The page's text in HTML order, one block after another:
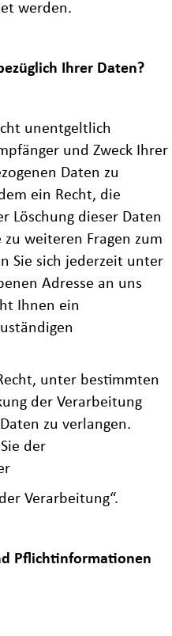
werden.
Ihrer Daten?
unentgeltlich
und Zweck Ihrer
Daten zu
ein Recht, die
Löschung dieser Daten
weiteren Fragen zum
Sie sich jederzeit unter
Adresse an uns
Ihnen ein
unter bestimmten
der Verarbeitung
zu verlangen.
der
Verarbeitung“.
Pflichtinformationen